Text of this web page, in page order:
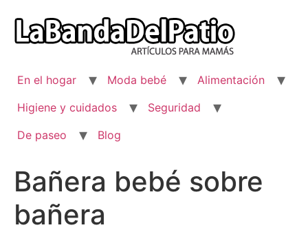
contenido
En el hogar Moda bebé
Alimentación
Higiene y cuidados
Seguridad
De paseo
Blog
Bañera bebé sobre
bañera